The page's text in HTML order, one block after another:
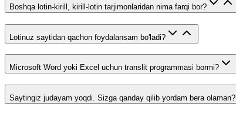
Boshqa lotin-kirill, kirill-lotin tarjimonlaridan nima farqi bor?
Lotinuz saytidan qachon foydalansam bo'ladi?
Microsoft Word yoki Excel uchun translit programmasi bormi?
Saytingiz judayam yoqdi. Sizga qanday qilib yordam bera olaman?